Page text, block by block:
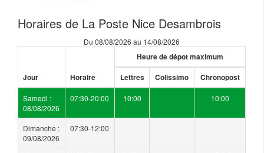
Horaires de La Poste Nice Desambrois
Du 08/08/2026 au 14/08/2026
Jour Horaire
Heure de dépot maximum
Lettres Colissimo Chronopost
Samedi :
08/08/2026
07:30-20:00 10:00 10:00
Dimanche :
09/08/2026
07:30-12:00